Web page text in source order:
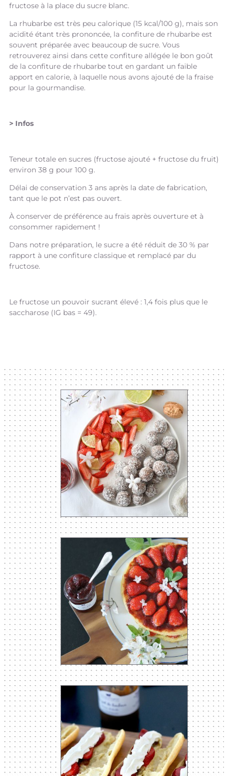
fructose à la place du sucre blanc.
La rhubarbe est très peu calorique (15 kcal/100 g), mais son
acidité étant très prononcée, la confiture de rhubarbe est
souvent préparée avec beaucoup de sucre. Vous
retrouverez ainsi dans cette confiture allégée le bon goût
de la confiture de rhubarbe tout en gardant un faible
apport en calorie, à laquelle nous avons ajouté de la fraise
pour la gourmandise.
> Infos
Teneur totale en sucres (fructose ajouté + fructose du fruit)
environ 38 g pour 100 g.
Délai de conservation 3 ans après la date de fabrication,
tant que le pot n’est pas ouvert.
À conserver de préférence au frais après ouverture et à
consommer rapidement !
Dans notre préparation, le sucre a été réduit de 30 % par
rapport à une confiture classique et remplacé par du
fructose.
Le fructose un pouvoir sucrant élevé : 1,4 fois plus que le
saccharose (IG bas = 49).